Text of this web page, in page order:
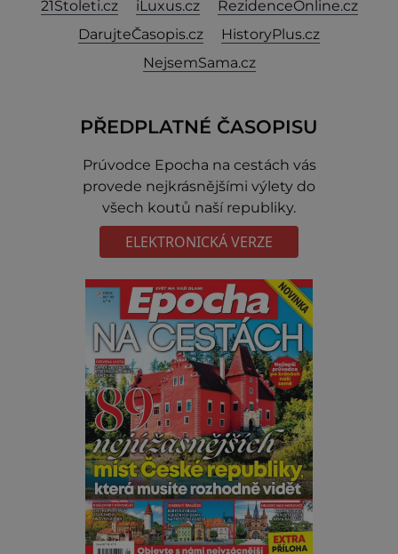
21Stoleti.cz
iLuxus.cz
RezidenceOnline.cz
DarujteČasopis.cz
HistoryPlus.cz
NejsemSama.cz
PŘEDPLATNÉ ČASOPISU
Prúvodce Epocha na cestách vás
provede nejkrásnějšími výlety do
všech koutů naší republiky.
ELEKTRONICKÁ VERZE